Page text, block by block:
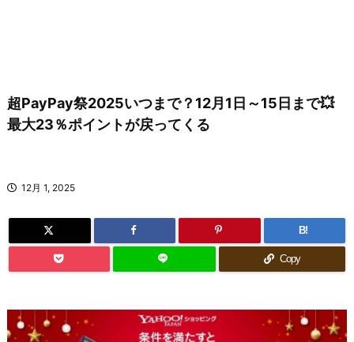
超PayPay祭2025いつまで？12月1日～15日まで💥
最大23％ポイントが戻ってくる
12月 1, 2025
B!
Copy